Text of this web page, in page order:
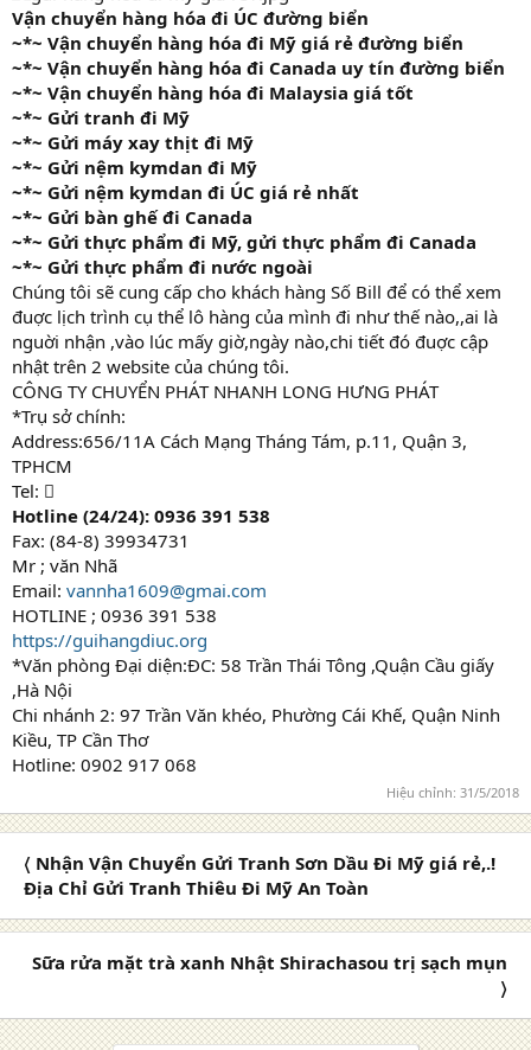
Vận chuyển hàng hóa đi ÚC đường biển
~*~ Vận chuyển hàng hóa đi Mỹ giá rẻ đường biển
~*~ Vận chuyển hàng hóa đi Canada uy tín đường biển
~*~ Vận chuyển hàng hóa đi Malaysia giá tốt
~*~ Gửi tranh đi Mỹ
~*~ Gửi máy xay thịt đi Mỹ
~*~ Gửi nệm kymdan đi Mỹ
~*~ Gửi nệm kymdan đi ÚC giá rẻ nhất
~*~ Gửi bàn ghế đi Canada
~*~ Gửi thực phẩm đi Mỹ, gửi thực phẩm đi Canada
~*~ Gửi thực phẩm đi nước ngoài
Chúng tôi sẽ cung cấp cho khách hàng Số Bill để có thể xem
đuợc lịch trình cụ thể lô hàng của mình đi như thế nào,,ai là
nguời nhận ,vào lúc mấy giờ,ngày nào,chi tiết đó đuợc cập
nhật trên 2 website của chúng tôi.
CÔNG TY CHUYỂN PHÁT NHANH LONG HƯNG PHÁT
*Trụ sở chính:
Address:656/11A Cách Mạng Tháng Tám, p.11, Quận 3,
TPHCM
Tel: 
Hotline (24/24): 0936 391 538
Fax: (84-8) 39934731
Mr ; văn Nhã
Email: vannha1609@gmai.com
HOTLINE ; 0936 391 538
https://guihangdiuc.org
*Văn phòng Đại diện:ĐC: 58 Trần Thái Tông ,Quận Cầu giấy
,Hà Nội
Chi nhánh 2: 97 Trần Văn khéo, Phường Cái Khế, Quận Ninh
Kiều, TP Cần Thơ
Hotline: 0902 917 068
Hiệu chỉnh: 31/5/2018
〈 Nhận Vận Chuyển Gửi Tranh Sơn Dầu Đi Mỹ giá rẻ,.!
Địa Chỉ Gửi Tranh Thiêu Đi Mỹ An Toàn
Sữa rửa mặt trà xanh Nhật Shirachasou trị sạch mụn
〉